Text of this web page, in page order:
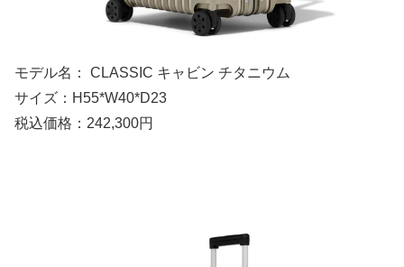
モデル名： CLASSIC キャビン チタニウム
サイズ：H55*W40*D23
税込価格：242,300円